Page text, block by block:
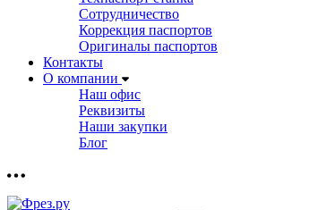
Сотрудничество
Коррекция паспортов
Оригиналы паспортов
Контакты
О компании
Наш офис
Реквизиты
Наши закупки
Блог